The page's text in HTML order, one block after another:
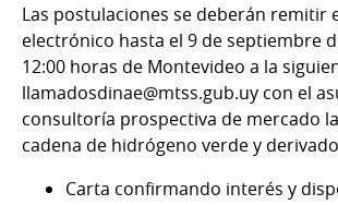
Las postulaciones se deberán remitir
electrónico hasta el 9 de septiembre
12:00 horas de Montevideo a la
llamadosdinae@mtss.gub.uy con el
consultoría prospectiva de mercado
cadena de hidrógeno verde y
Carta confirmando interés y